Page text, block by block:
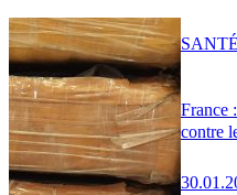
France
contre
SANTÉ